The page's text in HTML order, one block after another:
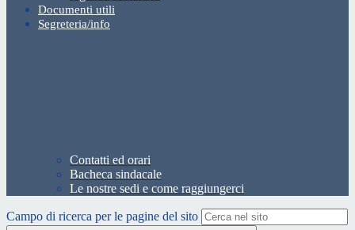
Documenti utili
Segreteria/info
Contatti ed orari
Bacheca sindacale
Le nostre sedi e come raggiungerci
Campo di ricerca per le pagine del sito